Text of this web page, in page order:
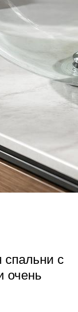
с
очень